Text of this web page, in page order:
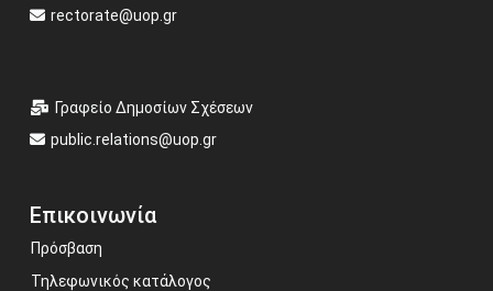
rectorate@uop.gr
Γραφείο Δημοσίων Σχέσεων
public.relations@uop.gr
Επικοινωνία
Πρόσβαση
Τηλεφωνικός κατάλογος